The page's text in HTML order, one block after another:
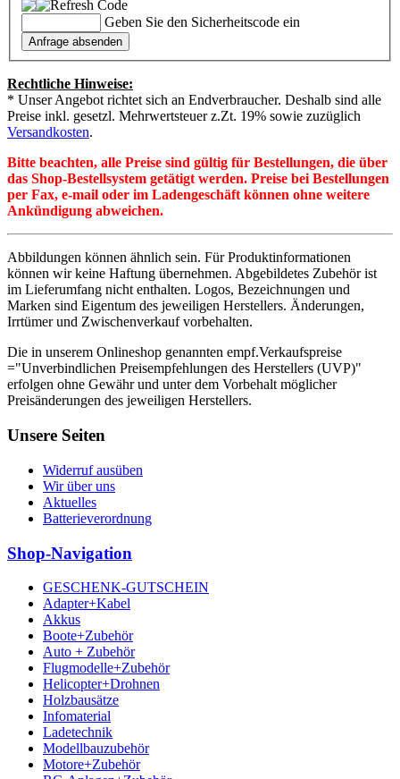
Geben Sie den Sicherheitscode ein
Rechtliche Hinweise:
* Unser Angebot richtet sich an Endverbraucher. Deshalb sind alle
Preise inkl. gesetzl. Mehrwertsteuer z.Zt. 19% sowie zuzüglich
Versandkosten.
Bitte beachten, alle Preise sind gültig für Bestellungen, die über
das Shop-Bestellsystem getätigt werden. Preise bei Bestellungen
per Fax, e-mail oder im Ladengeschäft können ohne weitere
Ankündigung abweichen.
Abbildungen können ähnlich sein. Für Produktinformationen
können wir keine Haftung übernehmen. Abgebildetes Zubehör ist
im Lieferumfang nicht enthalten. Logos, Bezeichnungen und
Marken sind Eigentum des jeweiligen Herstellers. Änderungen,
Irrtümer und Zwischenverkauf vorbehalten.
Die in unserem Onlineshop genannten empf.Verkaufspreise
="Unverbindlichen Preisempfehlungen des Herstellers (UVP)"
erfolgen ohne Gewähr und unter dem Vorbehalt möglicher
Preisänderungen des jeweiligen Herstellers.
Unsere Seiten
Widerruf ausüben
Wir über uns
Aktuelles
Batterieverordnung
Shop-Navigation
GESCHENK-GUTSCHEIN
Adapter+Kabel
Akkus
Boote+Zubehör
Auto + Zubehör
Flugmodelle+Zubehör
Helicopter+Drohnen
Holzbausätze
Infomaterial
Ladetechnik
Modellbauzubehör
Motore+Zubehör